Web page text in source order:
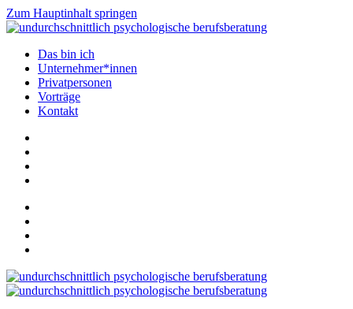
Zum Hauptinhalt springen
Das bin ich
Unternehmer*innen
Privatpersonen
Vorträge
Kontakt